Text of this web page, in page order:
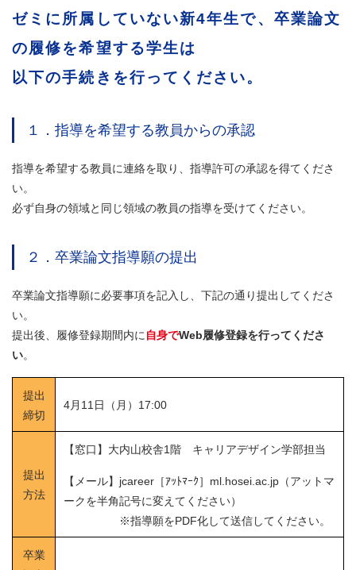
ゼミに所属していない新4年生で、卒業論文
の履修を希望する学生は
以下の手続きを行ってください。
１．指導を希望する教員からの承認
指導を希望する教員に連絡を取り、指導許可の承認を得てくださ
い。
必ず自身の領域と同じ領域の教員の指導を受けてください。
２．卒業論文指導願の提出
卒業論文指導願に必要事項を記入し、下記の通り提出してくださ
い。
提出後、履修登録期間内に 自身でWeb履修登録を行ってくださ
い。
提出
締切
4月11日（月）17:00
提出
方法
【窓口】大内山校舎1階 キャリアデザイン学部担当
【メール】jcareer［ｱｯﾄﾏｰｸ］ml.hosei.ac.jp（アットマ
ークを半角記号に変えてください）
※指導願をPDF化して送信してください。
卒業